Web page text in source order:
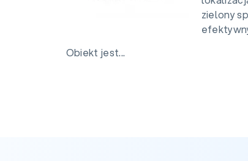
zielony
Obiekt jest...